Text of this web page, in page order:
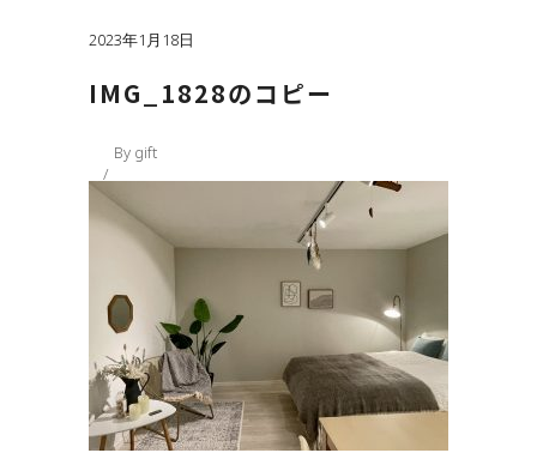
2023年1月18日
IMG_1828のコピー
By gift